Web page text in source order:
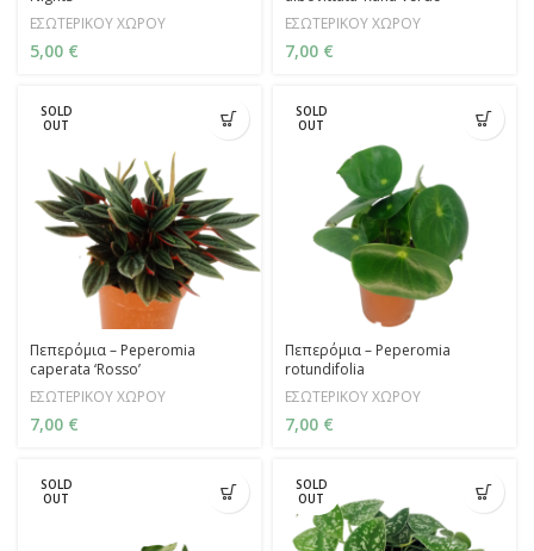
ΕΣΩΤΕΡΙΚΟΥ ΧΩΡΟΥ
5,00 €
ΕΣΩΤΕΡΙΚΟΥ ΧΩΡΟΥ
7,00 €
SOLD
OUT
Πεπερόμια – Peperomia
caperata ‘Rosso’
ΕΣΩΤΕΡΙΚΟΥ ΧΩΡΟΥ
7,00 €
SOLD
OUT
Πεπερόμια – Peperomia
rotundifolia
ΕΣΩΤΕΡΙΚΟΥ ΧΩΡΟΥ
7,00 €
SOLD
OUT
SOLD
OUT